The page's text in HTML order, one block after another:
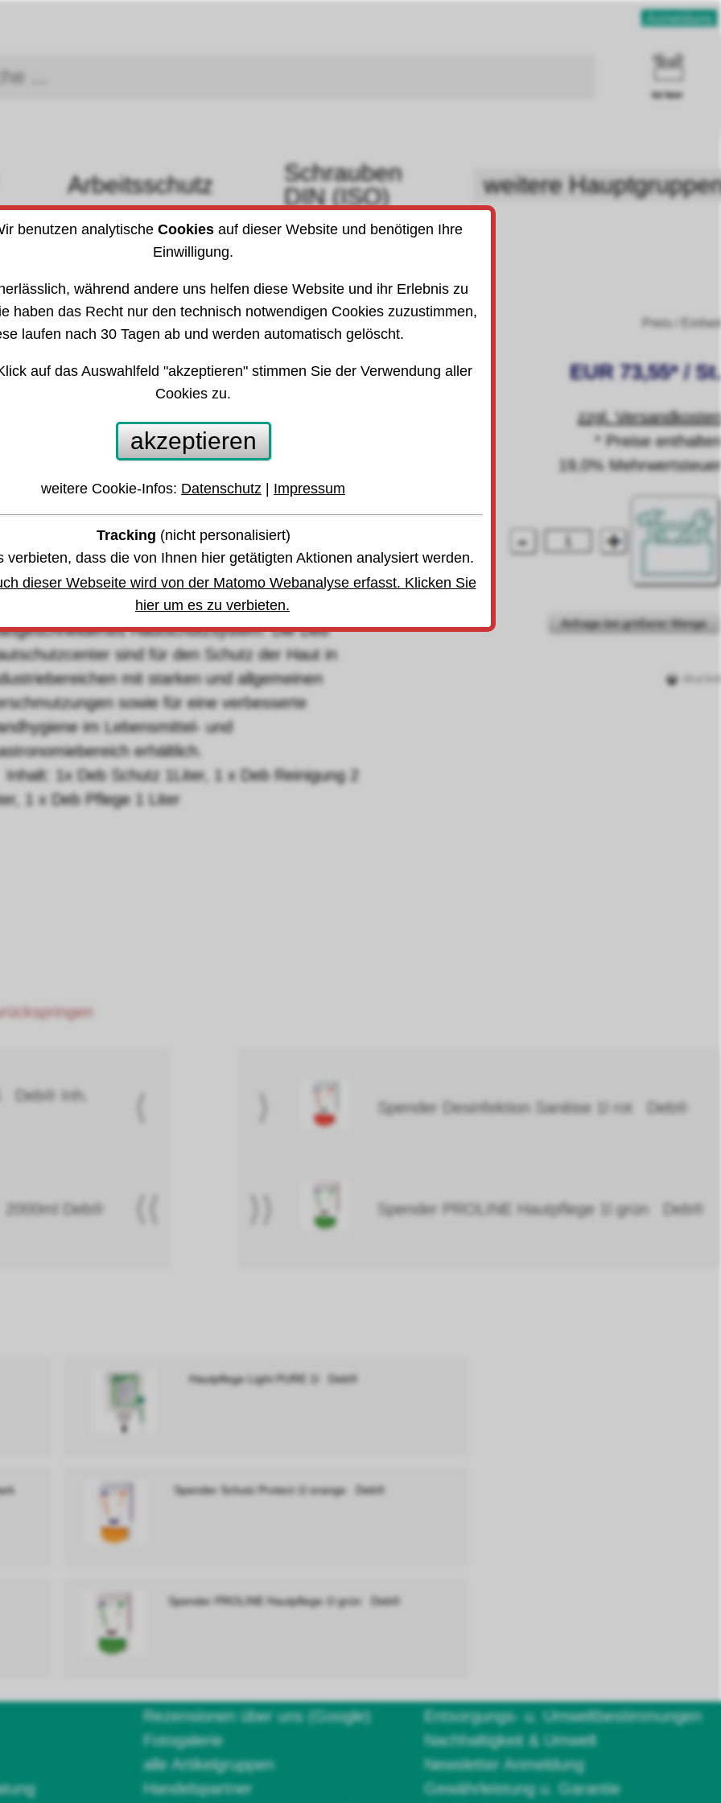
Anmeldung
ist leer
Arbeitsschutz
Schrauben
DIN (ISO)
weitere
Hautschutz - Hygiene
Preis / Einheit
ohne Spender Deb®
u. Garantie
Zwischenverkauf vorbehalten.
können die Lieferzeit verlängern
Zur Verwendung mit Deb-Produkten für ein
Hautschutzsystem. Die Deb
sind für den Schutz der Haut in
mit starken und allgemeinen
sowie für eine verbesserte
im Lebensmittel- und
erhältlich.
Inhalt: 1x Deb Schutz 1Liter, 1 x Deb Reinigung 2
1 x Deb Pflege 1 Liter
EUR 73,55* / St.
zzgl. Versandkosten
* Preise enthalten
19,0% Mehrwertsteuer
Anfrage bei größerer Menge
Deb® Inh.
Deb®
Spender Desinfektion Sanitise 1l rot Deb®
Spender PROLINE Hautpflege 1l grün Deb®
Hautpflege Light PURE 1l Deb®
Spender Schutz Protect 1l orange Deb®
Spender PROLINE Hautpflege 1l grün Deb®
Rezensionen über uns (Google)
Fotogalerie
alle Artikelgruppen
Handelspartner
Entsorgungs- u. Umweltbestimmungen
Nachhaltigkeit & Umwelt
Newsletter Anmeldung
Gewährleistung u. Garantie
benutzen analytische Cookiesauf dieser Website und benötigen Ihre
Einwilligung.
während andere uns helfen diese Website und ihr Erlebnis zu
haben das Recht nur den technisch notwendigen Cookies zuzustimmen,
laufen nach 30 Tagen ab und werden automatisch gelöscht.
auf das Auswahlfeld "akzeptieren" stimmen Sie der Verwendung aller
Cookies zu.
akzeptieren
weitere Cookie-Infos: Datenschutz Impressum
Tracking (nicht personalisiert)
verbieten, dass die von Ihnen hier getätigten Aktionen analysiert werden.
dieser Webseite wird von der Matomo Webanalyse erfasst. Klicken Sie
hier um es zu verbieten.